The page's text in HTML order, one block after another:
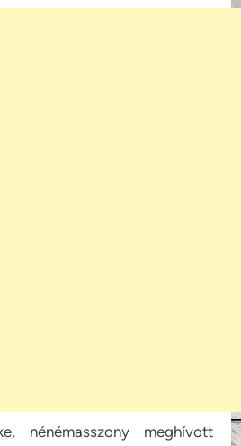
nénémasszony meghívott